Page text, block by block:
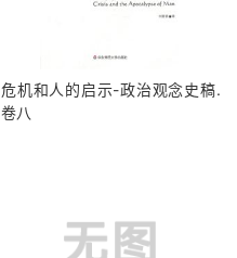
危机和人的启示-政治观念史稿.
卷八